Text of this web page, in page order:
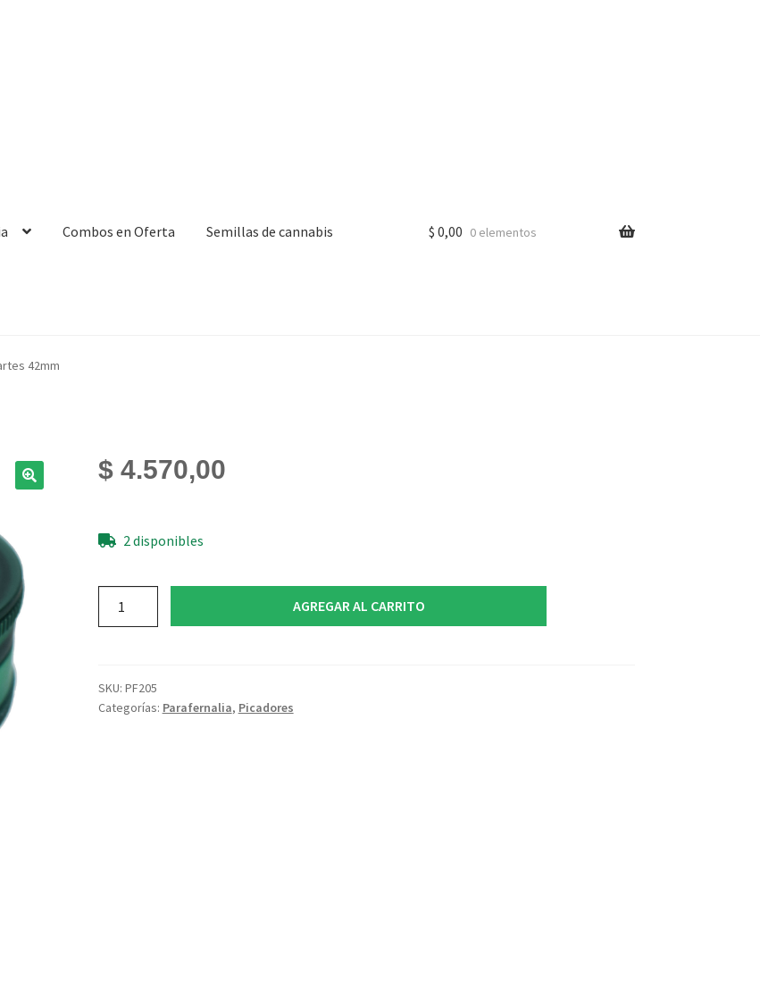
Combos en Oferta Semillas de cannabis $ 0,00 0 elementos
42mm
$4.570,00
2 disponibles
42mm
cantidad
AGREGAR AL CARRITO
SKU: PF205
Categorías: Parafernalia, Picadores